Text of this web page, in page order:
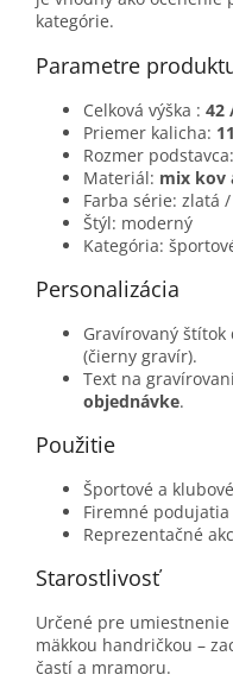
kategórie.
Parametre
Celková výška : 42
Priemer kalicha:
Rozmer podstavca:
Materiál: mix kov
Farba série: zlatá
Štýl: moderný
Kategória:
Personalizácia
Gravírovaný štítok
(čierny gravír).
Text na
objednávke.
Použitie
Športové a
Firemné
Reprezentačné
Starostlivosť
Určené pre
mäkkou handričkou –
častí a mramoru.